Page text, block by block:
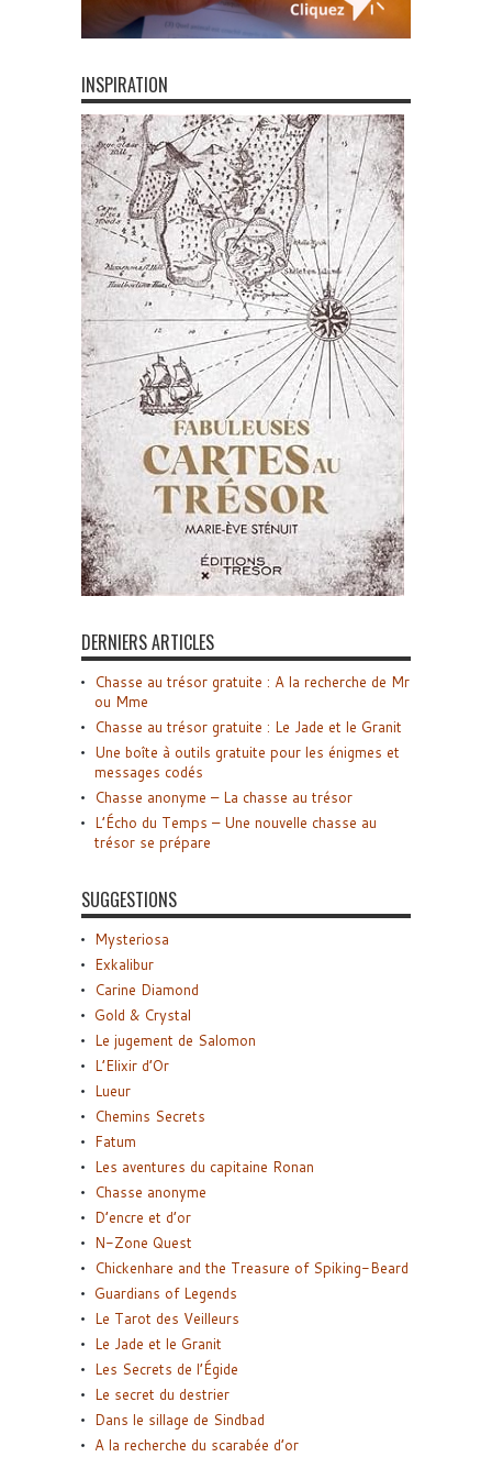
INSPIRATION
DERNIERS ARTICLES
Chasse au trésor gratuite : A la recherche de Mr
ou Mme
Chasse au trésor gratuite : Le Jade et le Granit
Une boîte à outils gratuite pour les énigmes et
messages codés
Chasse anonyme – La chasse au trésor
L’Écho du Temps – Une nouvelle chasse au
trésor se prépare
SUGGESTIONS
Mysteriosa
Exkalibur
Carine Diamond
Gold & Crystal
Le jugement de Salomon
L’Elixir d’Or
Lueur
Chemins Secrets
Fatum
Les aventures du capitaine Ronan
Chasse anonyme
D’encre et d’or
N-Zone Quest
Chickenhare and the Treasure of Spiking-Beard
Guardians of Legends
Le Tarot des Veilleurs
Le Jade et le Granit
Les Secrets de l’Égide
Le secret du destrier
Dans le sillage de Sindbad
A la recherche du scarabée d’or